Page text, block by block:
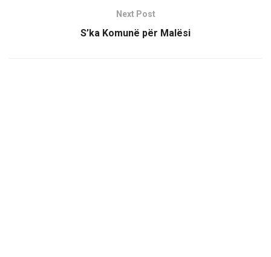
Next Post
S’ka Komunë për Malësi